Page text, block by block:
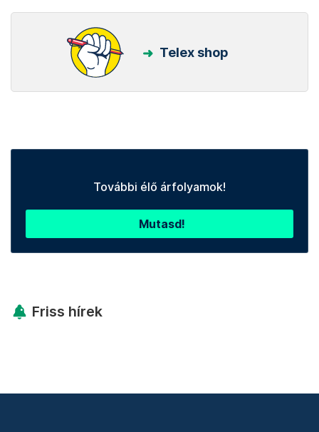
Telex shop
További élő árfolyamok!
Mutasd!
Friss hírek